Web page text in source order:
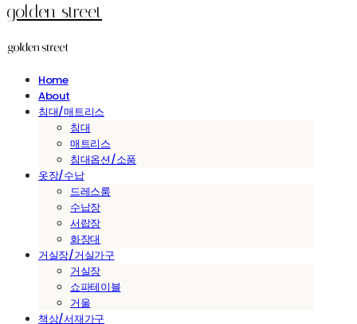
golden street
Home
About
침대/매트리스
침대
매트리스
침대옵션/소품
옷장/수납
드레스룸
수납장
서랍장
화장대
거실장/거실가구
거실장
쇼파테이블
거울
책상/서재가구